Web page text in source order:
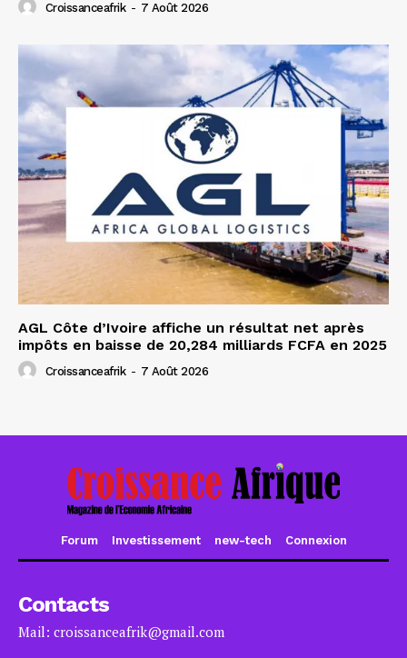
Croissanceafrik - 7 Août 2026
AGL Côte d’Ivoire affiche un résultat net après
impôts en baisse de 20,284 milliards FCFA en 2025
Croissanceafrik - 7 Août 2026
Forum Investissement new-tech Connexion
Contacts
Mail: croissanceafrik@gmail.com